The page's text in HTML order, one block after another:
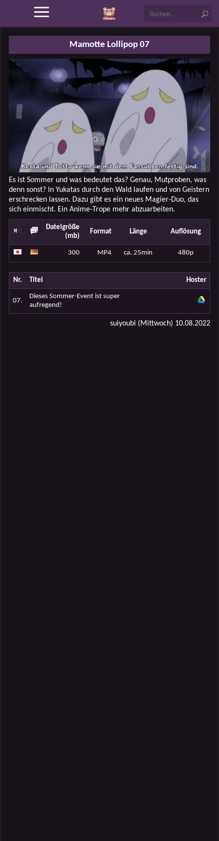
Mamotte Lollipop 07
Es ist Sommer und was bedeutet das? Genau, Mutproben, was
denn sonst? In Yukatas durch den Wald laufen und von Geistern
erschrecken lassen. Dazu gibt es ein neues Magier-Duo, das
sich einmischt. Ein Anime-Trope mehr abzuarbeiten.
Dateigröße
(mb)
Format Länge Auflösung
300 MP4 ca. 25min 480p
Nr. Titel Hoster
07.
Dieses Sommer-Event ist super
aufregend!
suiyoubi (Mittwoch) 10.08.2022